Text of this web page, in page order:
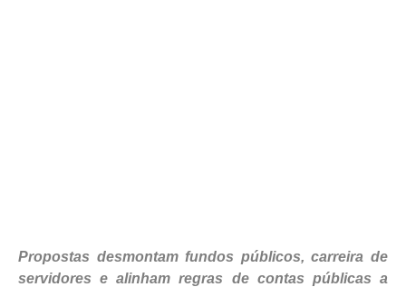
Propostas desmontam fundos públicos, carreira de
servidores e alinham regras de contas públicas a